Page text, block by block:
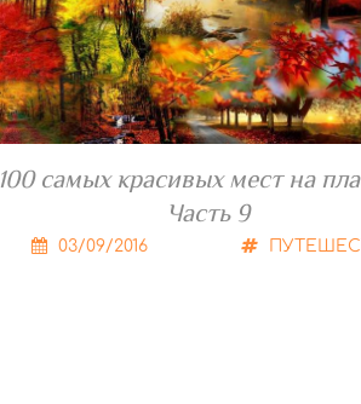
100 самых красивых мест на
Часть 9
03/09/2016